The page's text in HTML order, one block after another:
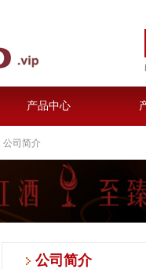
产品中心
公司简介
公司简介